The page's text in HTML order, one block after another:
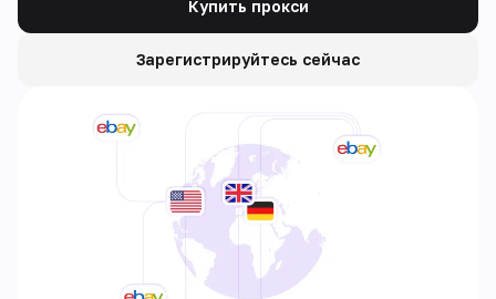
Купить прокси
Зарегистрируйтесь сейчас